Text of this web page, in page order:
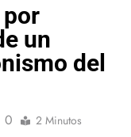
un
del
0 2 Minutos